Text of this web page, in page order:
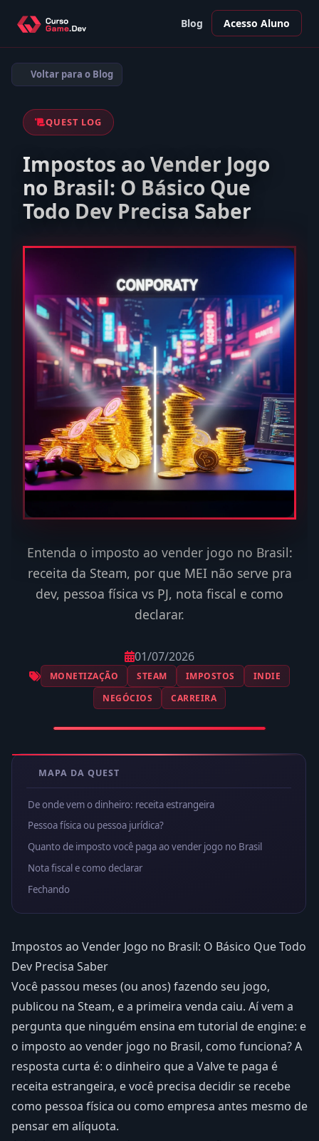
Blog Acesso Aluno
Voltar para o Blog
QUEST LOG
Impostos ao Vender Jogo
no Brasil: O Básico Que
Todo Dev Precisa Saber
Entenda o imposto ao vender jogo no Brasil:
receita da Steam, por que MEI não serve pra
dev, pessoa física vs PJ, nota fiscal e como
declarar.
01/07/2026
MONETIZAÇÃO STEAM IMPOSTOS
INDIE
NEGÓCIOS
CARREIRA
MAPA DA QUEST
De onde vem o dinheiro: receita estrangeira
Pessoa física ou pessoa jurídica?
Quanto de imposto você paga ao vender jogo no Brasil
Nota fiscal e como declarar
Fechando
Impostos ao Vender Jogo no Brasil: O Básico Que Todo
Dev Precisa Saber
Você passou meses (ou anos) fazendo seu jogo,
publicou na Steam, e a primeira venda caiu. Aí vem a
pergunta que ninguém ensina em tutorial de engine: e
o imposto ao vender jogo no Brasil, como funciona? A
resposta curta é: o dinheiro que a Valve te paga é
receita estrangeira, e você precisa decidir se recebe
como pessoa física ou como empresa antes mesmo de
pensar em alíquota.